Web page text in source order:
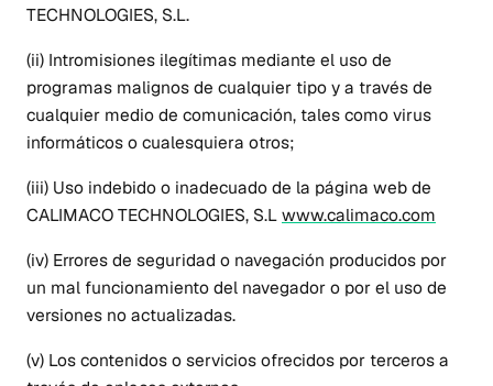
TECHNOLOGIES, S.L.
(ii) Intromisiones ilegítimas mediante el uso de
programas malignos de cualquier tipo y a través de
cualquier medio de comunicación, tales como virus
informáticos o cualesquiera otros;
(iii) Uso indebido o inadecuado de la página web de
CALIMACO TECHNOLOGIES, S.Lwww.calimaco.com
(iv) Errores de seguridad o navegación producidos por
un mal funcionamiento del navegador o por el uso de
versiones no actualizadas.
(v) Los contenidos o servicios ofrecidos por terceros a